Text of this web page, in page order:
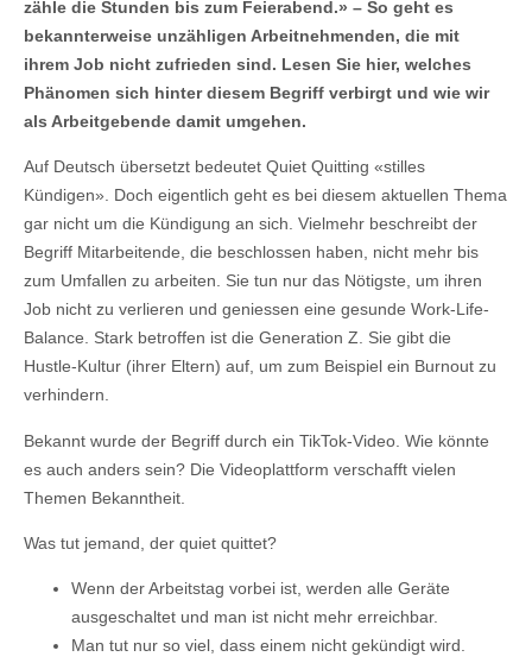
zähle die Stunden bis zum Feierabend.» – So geht es
bekannterweise unzähligen Arbeitnehmenden, die mit
ihrem Job nicht zufrieden sind. Lesen Sie hier, welches
Phänomen sich hinter diesem Begriff verbirgt und wie wir
als Arbeitgebende damit umgehen.
Auf Deutsch übersetzt bedeutet Quiet Quitting «stilles
Kündigen». Doch eigentlich geht es bei diesem aktuellen Thema
gar nicht um die Kündigung an sich. Vielmehr beschreibt der
Begriff Mitarbeitende, die beschlossen haben, nicht mehr bis
zum Umfallen zu arbeiten. Sie tun nur das Nötigste, um ihren
Job nicht zu verlieren und geniessen eine gesunde Work-Life-
Balance. Stark betroffen ist die Generation Z. Sie gibt die
Hustle-Kultur (ihrer Eltern) auf, um zum Beispiel ein Burnout zu
verhindern.
Bekannt wurde der Begriff durch ein TikTok-Video. Wie könnte
es auch anders sein? Die Videoplattform verschafft vielen
Themen Bekanntheit.
Was tut jemand, der quiet quittet?
Wenn der Arbeitstag vorbei ist, werden alle Geräte
ausgeschaltet und man ist nicht mehr erreichbar.
Man tut nur so viel, dass einem nicht gekündigt wird.